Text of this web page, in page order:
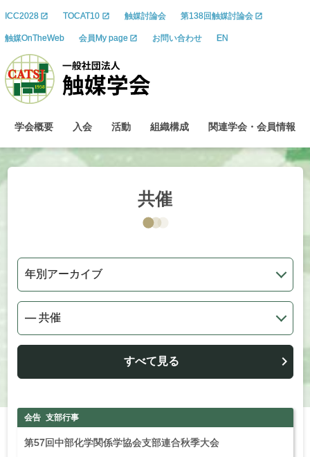
ICC2028 TOCAT10 触媒討論会 第138回触媒討論会
触媒OnTheWeb 会員My page お問い合わせ EN
学会概要 入会 活動 組織構成 関連学会 ・ 会員情報
共催
すべて見る
会告 支部行事
第57回中部化学関係学協会支部連合秋季大会